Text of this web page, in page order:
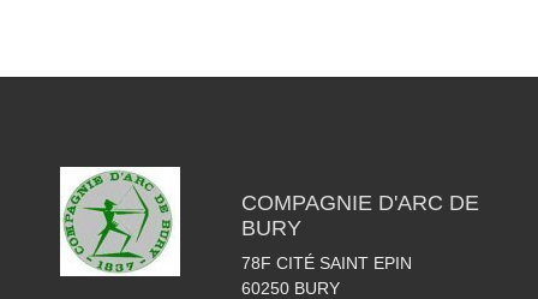
COMPAGNIE D'ARC DE
BURY
78F CITÉ SAINT EPIN
60250 BURY